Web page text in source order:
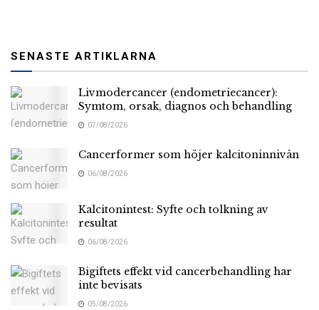
SENASTE ARTIKLARNA
Livmodercancer (endometriecancer):
Symtom, orsak, diagnos och behandling
07/08/2026
Cancerformer som höjer kalcitoninnivån
06/08/2026
Kalcitonintest: Syfte och tolkning av
resultat
06/08/2026
Bigiftets effekt vid cancerbehandling har
inte bevisats
05/08/2026